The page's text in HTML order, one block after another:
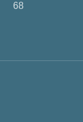
68